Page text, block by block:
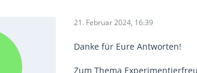
21. Februar 2024, 16:39
Danke für Eure Antworten!
Zum Thema